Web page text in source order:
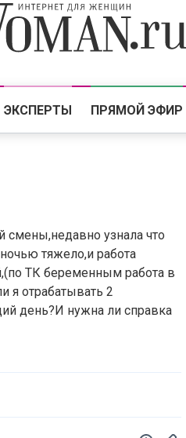
ЭКСПЕРТЫ ПРЯМОЙ ЭФИР
смены,недавно узнала что
тяжело,и работа
ТК беременным работа в
я отрабатывать 2
день?И нужна ли справка